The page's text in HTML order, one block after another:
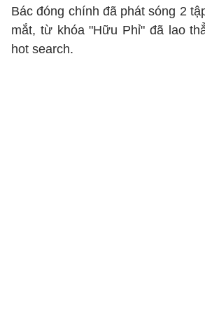
Bác đóng chính đã phát sóng 2
mắt, từ khóa "Hữu Phỉ" đã lao
hot search.